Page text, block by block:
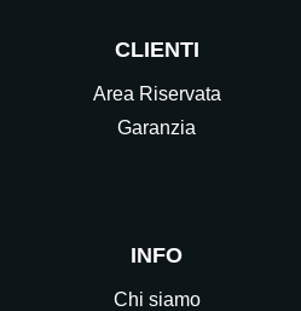
CLIENTI
Area Riservata
Garanzia
INFO
Chi siamo